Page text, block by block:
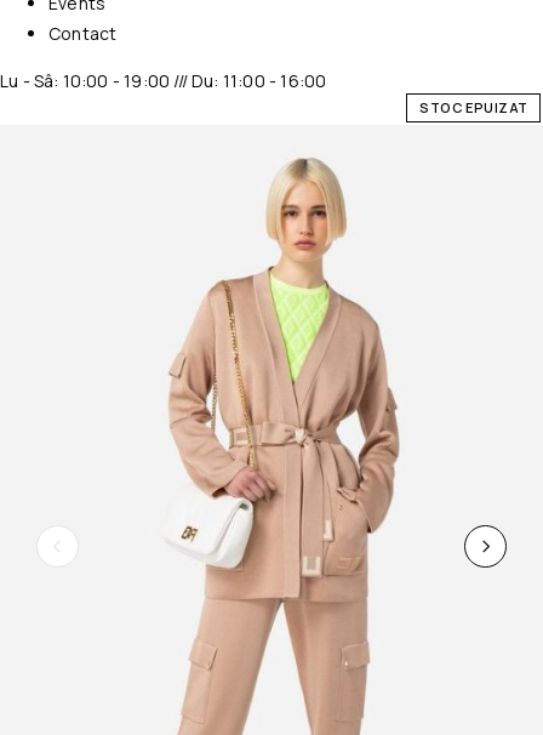
Contact
Lu - Sâ: 10:00 - 19:00 /// Du: 11:00 - 16:00
STOC EPUIZAT